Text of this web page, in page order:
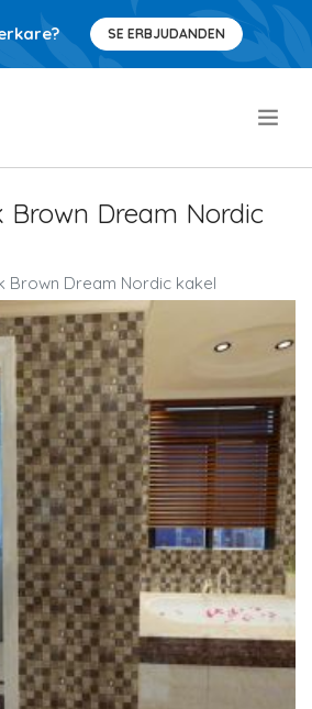
SE ERBJUDANDEN
Brown Dream Nordic
Brown Dream Nordic kakel